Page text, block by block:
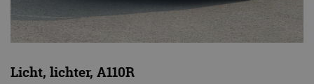
Licht, lichter, A110R